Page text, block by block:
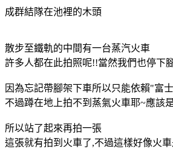
成群結隊在池裡的木頭
散步至鐵軌的中間有一台蒸汽火車
許多人都在此拍照呢!!當然我們也停下
因為忘記帶腳架下車所以只能依賴"富
不過蹲在地上拍不到蒸氣火車耶~應該
所以站了起來再拍一張
這張就有拍到火車了,不過這樣好像火